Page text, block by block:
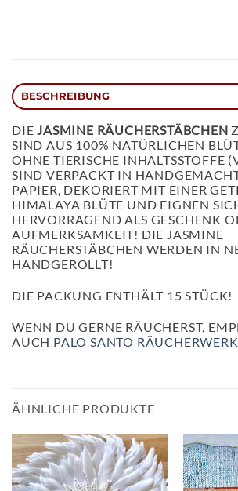
BESCHREIBUNG
DIEJASMINE RÄUCHERSTÄBCHEN
SIND AUS 100% NATÜRLICHEN
OHNE TIERISCHE INHALTSSTOFFE
SIND VERPACKT IN
PAPIER, DEKORIERT MIT EINER
HIMALAYA BLÜTE UND EIGNEN
HERVORRAGEND ALS GESCHENK
AUFMERKSAMKEIT! DIE JASMINE
RÄUCHERSTÄBCHEN WERDEN IN
HANDGEROLLT!
DIE PACKUNG ENTHÄLT 15 STÜCK!
WENN DU GERNE RÄUCHERST,
AUCH PALO SANTO
ÄHNLICHE PRODUKTE